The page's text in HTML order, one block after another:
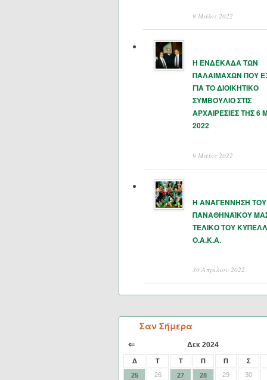
9 Μάϊος 2022
Η ΕΝΔΕΚΑΔΑ ΤΩΝ
ΠΑΛΑΙΜΑΧΩΝ ΠΟΥ
ΓΙΑ ΤΟ ΔΙΟΙΚΗΤΙΚΟ
ΣΥΜΒΟΥΛΙΟ ΣΤΙΣ
ΑΡΧΑΙΡΕΣΙΕΣ ΤΗΣ 6
2022
9 Μάϊος 2022
Η ΑΝΑΓΕΝΝΗΣΗ ΤΟΥ
ΠΑΝΑΘΗΝΑΪΚΟΥ
ΤΕΛΙΚΟ ΤΟΥ
Ο.Α.Κ.Α.
30 Απριλίου 2022
Σαν Σήμερα
⇐ Δεκ 2024
Δ Τ Τ Π Π
Σ
25
26 27 28 29 30